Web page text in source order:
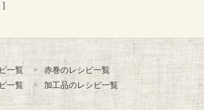
]
一覧
赤巻のレシピ一覧
一覧 加工品のレシピ一覧